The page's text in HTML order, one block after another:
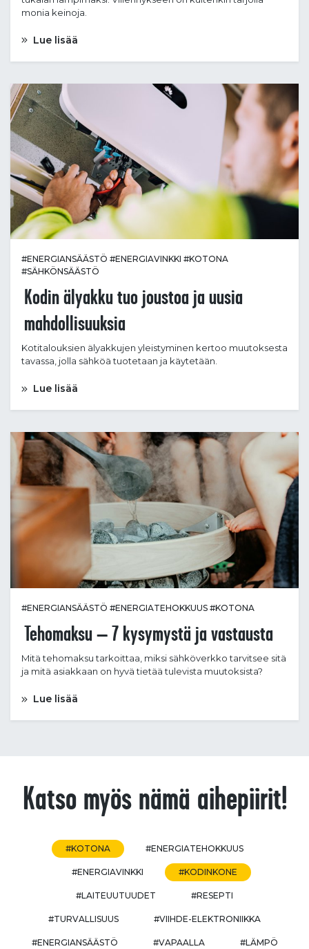
monia keinoja.
Lue lisää
#ENERGIANSÄÄSTÖ #ENERGIAVINKKI #KOTONA
#SÄHKÖNSÄÄSTÖ
Kodin älyakku tuo joustoa ja uusia
mahdollisuuksia
Kotitalouksien älyakkujen yleistyminen kertoo muutoksesta
tavassa, jolla sähköä tuotetaan ja käytetään.
Lue lisää
#ENERGIANSÄÄSTÖ #ENERGIATEHOKKUUS #KOTONA
Tehomaksu – 7 kysymystä ja vastausta
Mitä tehomaksu tarkoittaa, miksi sähköverkko tarvitsee sitä
ja mitä asiakkaan on hyvä tietää tulevista muutoksista?
Lue lisää
Katso myös nämä aihepiirit!
#KOTONA #ENERGIATEHOKKUUS
#ENERGIAVINKKI #KODINKONE
#LAITEUUTUUDET #RESEPTI
#TURVALLISUUS #VIIHDE-ELEKTRONIIKKA
#ENERGIANSÄÄSTÖ #VAPAALLA #LÄMPÖ